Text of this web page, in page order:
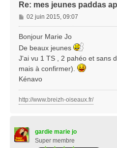
Re: mes jeunes paddas
M
e
s
a
g
e
02 juin 2015, 09:07
Bonjour Marie Jo
De beaux jeunes
J'ai vu 1 TS , 2 pahéo et sans
mais à confirmer).
Kénavo
http://www.breizh-oiseaux.fr/
gardie marie jo
Super membre